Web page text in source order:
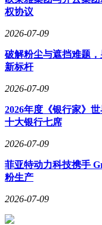
权协议
2026-07-09
破解粉尘与遮挡难题
新标杆
2026-07-09
2026年度《银行家》
十大银行七席
2026-07-09
菲亚特动力科技携手
粉生产
2026-07-09